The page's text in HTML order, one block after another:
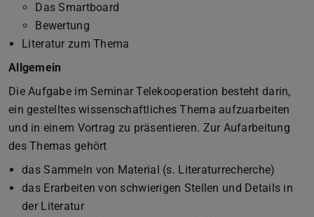
Das Smartboard
Bewertung
Literatur zum Thema
Allgemein
Die Aufgabe im Seminar Telekooperation besteht darin,
ein gestelltes wissenschaftliches Thema aufzuarbeiten
und in einem Vortrag zu präsentieren. Zur Aufarbeitung
des Themas gehört
das Sammeln von Material (s. Literaturrecherche)
das Erarbeiten von schwierigen Stellen und Details in
der Literatur